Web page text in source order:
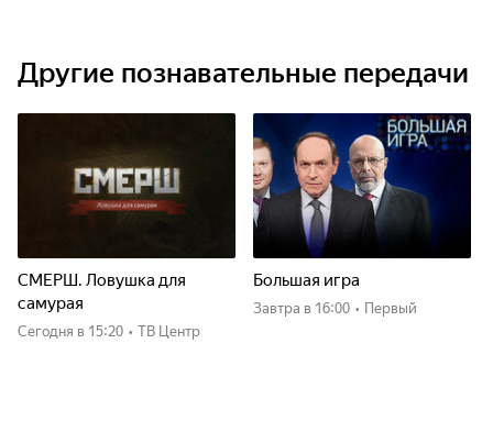
Другие познавательные передачи
СМЕРШ. Ловушка для
самурая
Сегодня в 15:20 • ТВ Центр
Большая игра
Завтра в 16:00 • Первый